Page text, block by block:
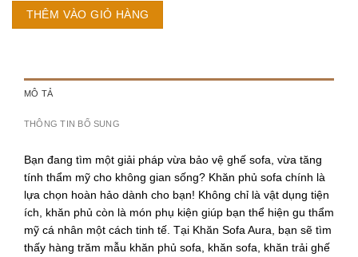
Dương
sizeTHÊM VÀO GIỎ HÀNG
MÔ TẢ
THÔNG TIN BỔ SUNG
Bạn đang tìm một giải pháp vừa bảo vệ ghế sofa , vừa tăng
tính thẩm mỹ cho không gian sống? Khăn phủ sofa chính là
lựa chọn hoàn hảo dành cho bạn! Không chỉ là vật dụng tiện
ích, khăn phủ còn là món phụ kiện giúp bạn thể hiện gu thẩm
mỹ cá nhân một cách tinh tế. Tại Khăn Sofa Aura , bạn sẽ tìm
thấy hàng trăm mẫu khăn phủ sofa khăn sofa
khăn trải ghế